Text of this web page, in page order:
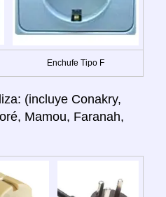
Enchufe Tipo F
(incluye Conakry,
Mamou, Faranah,